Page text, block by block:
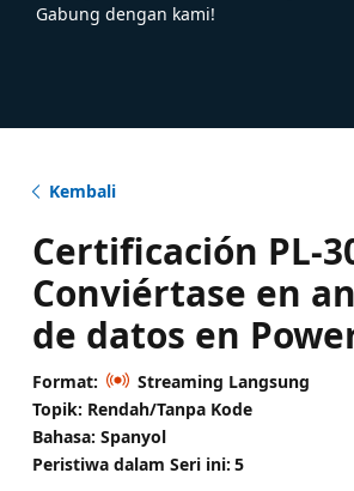
Gabung dengan kami!
Kembali
Certificación PL-
Conviértase en
de datos en
Format:
Streaming Langsung
Topik: Rendah/Tanpa Kode
Bahasa: Spanyol
Peristiwa dalam Seri ini: 5